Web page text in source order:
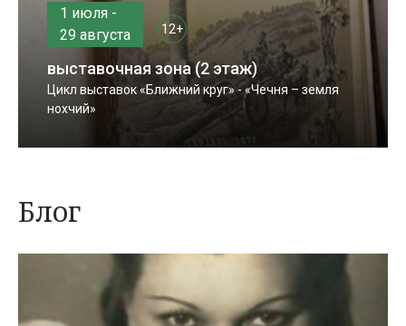
1 июля -
29 августа
12+
выставочная зона (2 этаж)
Цикл выставок «Ближний круг» - «Чечня – земля
нохчий»
Блог